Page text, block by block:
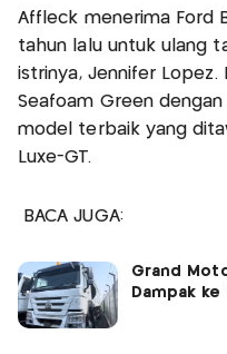
Affleck menerima Ford
tahun lalu untuk ulang
istrinya, Jennifer
Seafoam Green
model terbaik yang
Luxe-GT.
BACA JUGA:
Grand
Dampak